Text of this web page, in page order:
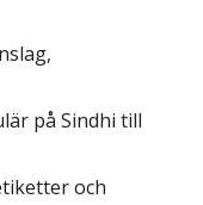
på Sindhi till
och